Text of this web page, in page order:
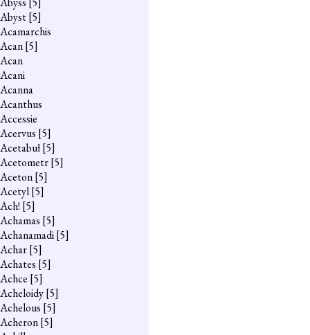
Abyst[5]
Acamarchis
Acan[5]
Acan
Acani
Acanna
Acanthus
Accessie
Acervus [5]
Acetabuł[5]
Acetometr[5]
Aceton[5]
Acetyl[5]
Ach! [5]
Achamas [5]
Achanamadi[5]
Achar[5]
Achates [5]
Achce [5]
Acheloidy[5]
Achelous [5]
Acheron[5]